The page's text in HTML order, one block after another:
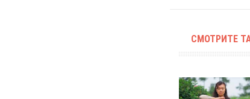
СМОТРИТЕ